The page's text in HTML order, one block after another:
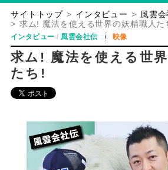
サイトトップ インタビュー
風雲
求ム! 魔法を使える世界の妖精職人た
インタビュー 風雲会社伝 映像
求ム! 魔法を使える世
たち!